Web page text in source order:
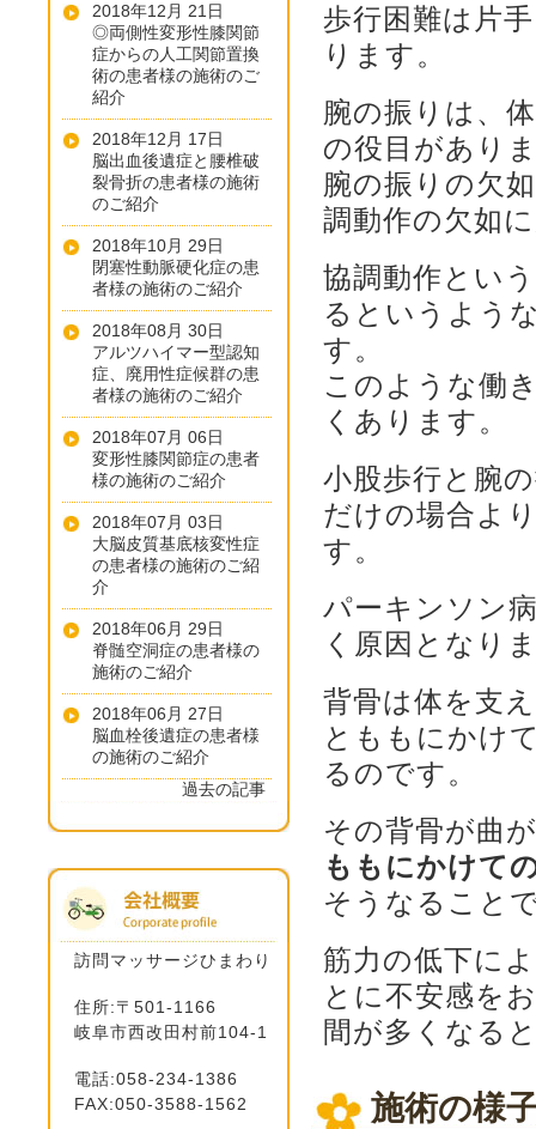
歩行困難は片
ります。
腕の振りは、
の役目があり
腕の振りの欠
調動作の欠如
協調動作とい
るというよう
す。
このような働
くあります。
小股歩行と腕
だけの場合よ
す。
パーキンソン
く原因となり
背骨は体を支
とももにかけ
るのです。
その背骨が曲
ももにかけて
そうなること
筋力の低下に
とに不安感を
間が多くなる
施術の様
2018年12月 21日
◎両側性変形性膝関節
症からの人工関節置換
術の患者様の施術のご
紹介
2018年12月 17日
脳出血後遺症と腰椎破
裂骨折の患者様の施術
のご紹介
2018年10月 29日
閉塞性動脈硬化症の患
者様の施術のご紹介
2018年08月 30日
アルツハイマー型認知
症、廃用性症候群の患
者様の施術のご紹介
2018年07月 06日
変形性膝関節症の患者
様の施術のご紹介
2018年07月 03日
大脳皮質基底核変性症
の患者様の施術のご紹
介
2018年06月 29日
脊髄空洞症の患者様の
施術のご紹介
2018年06月 27日
脳血栓後遺症の患者様
の施術のご紹介
過去の記事
訪問マッサージひまわり
住所:〒501-1166
岐阜市西改田村前104-1
電話:058-234-1386
FAX:050-3588-1562